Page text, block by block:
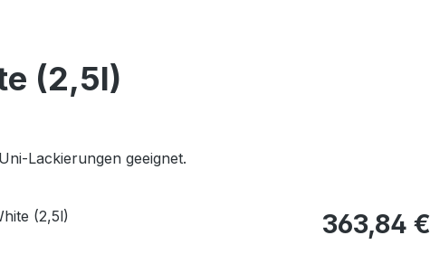
(2,5l)
Lackierungen geeignet.
Regulärer Preis:
363,84 €